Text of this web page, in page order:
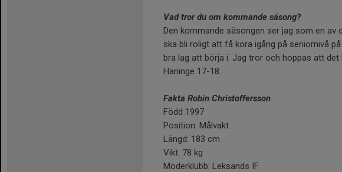
Vad tror du om kommande säsong?
Den kommande säsongen ser jag som en av
ska bli roligt att få köra igång på seniornivå
bra lag att börja i. Jag tror och hoppas att
Haninge 17-18.
Fakta Robin Christoffersson
Född 1997
Position: Målvakt
Längd: 183 cm
Vikt: 78 kg
Moderklubb: Leksands IF